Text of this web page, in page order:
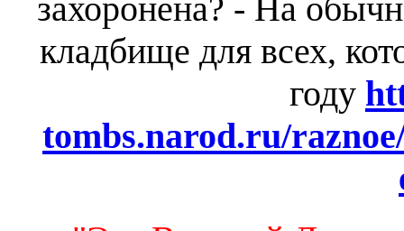
захоронена? - На
кладбище для всех,
году
tombs.narod.ru/